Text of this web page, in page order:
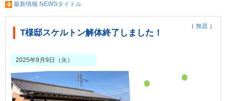
最新情報 NEWSタイトル
T様邸スケルトン解体終了しました！
（ 無題 ）
2025年9月9日（火）